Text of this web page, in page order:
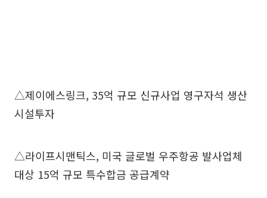
△제이에스링크, 35억 규모 신규사업 영구자석 생산
시설투자
△라이프시맨틱스, 미국 글로벌 우주항공 발사업체
대상 15억 규모 특수합금 공급계약